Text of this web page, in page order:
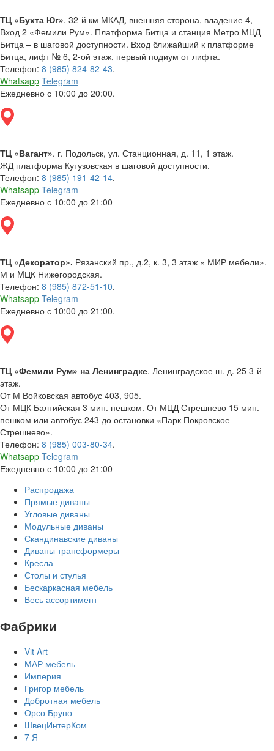
ТЦ «Бухта Юг». 32-й км МКАД, внешняя сторона, владение 4,
Вход 2 «Фемили Рум». Платформа Битца и станция Метро МЦД
Битца – в шаговой доступности. Вход ближайший к платформе
Битца, лифт № 6, 2-ой этаж, первый подиум от лифта.
Телефон: 8 (985) 824-82-43.
Whatsapp Telegram
Ежедневно с 10:00 до 20:00.
ТЦ «Вагант». г. Подольск, ул. Станционная, д. 11, 1 этаж.
ЖД платформа Кутузовская в шаговой доступности.
Телефон: 8 (985) 191-42-14.
Whatsapp Telegram
Ежедневно с 10:00 до 21:00
ТЦ «Декоратор». Рязанский пр., д.2, к. 3, 3 этаж « МИР мебели».
М и MЦК Нижегородская.
Телефон: 8 (985) 872-51-10.
Whatsapp Telegram
Ежедневно с 10:00 до 21:00.
ТЦ «Фемили Рум» на Ленинградке. Ленинградское ш. д. 25 3-й
этаж.
От М Войковская автобус 403, 905.
От МЦК Балтийская 3 мин. пешком. От МЦД Стрешнево 15 мин.
пешком или автобус 243 до остановки «Парк Покровское-
Стрешнево».
Телефон: 8 (985) 003-80-34.
Whatsapp Telegram
Ежедневно с 10:00 до 21:00
Распродажа
Прямые диваны
Угловые диваны
Модульные диваны
Скандинавские диваны
Диваны трансформеры
Кресла
Столы и стулья
Бескаркасная мебель
Весь ассортимент
Фабрики
Vit Art
МАР мебель
Империя
Григор мебель
Добротная мебель
Орсо Бруно
ШвецИнтерКом
7 Я